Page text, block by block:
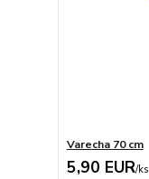
Varecha 70 cm
5,90 EUR/ks